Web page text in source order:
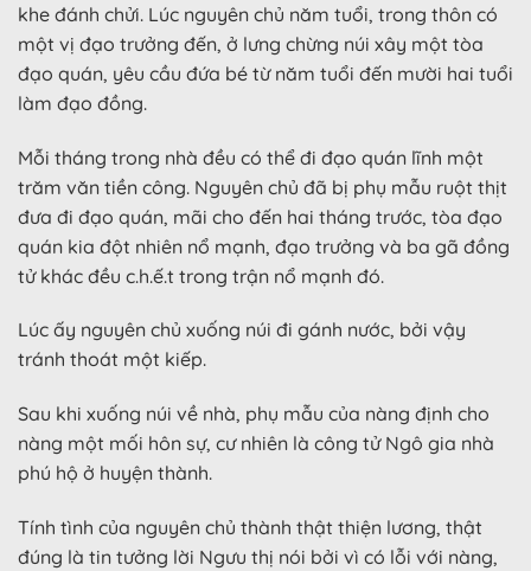
khe đánh chửi. Lúc nguyên chủ năm tuổi, trong thôn có
một vị đạo trưởng đến, ở lưng chừng núi xây một tòa
đạo quán, yêu cầu đứa bé từ năm tuổi đến mười hai tuổi
làm đạo đồng.
Mỗi tháng trong nhà đều có thể đi đạo quán lĩnh một
trăm văn tiền công. Nguyên chủ đã bị phụ mẫu ruột thịt
đưa đi đạo quán, mãi cho đến hai tháng trước, tòa đạo
quán kia đột nhiên nổ mạnh, đạo trưởng và ba gã đồng
tử khác đều c.h.ế.t trong trận nổ mạnh đó.
Lúc ấy nguyên chủ xuống núi đi gánh nước, bởi vậy
tránh thoát một kiếp.
Sau khi xuống núi về nhà, phụ mẫu của nàng định cho
nàng một mối hôn sự, cư nhiên là công tử Ngô gia nhà
phú hộ ở huyện thành.
Tính tình của nguyên chủ thành thật thiện lương, thật
đúng là tin tưởng lời Ngưu thị nói bởi vì có lỗi với nàng,